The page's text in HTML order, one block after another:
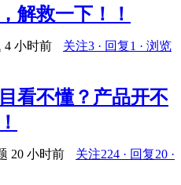
解救一下！！
4 小时前
关注3 · 回复1 · 浏览
看不懂？产品开不
20 小时前
关注224 · 回复20 ·